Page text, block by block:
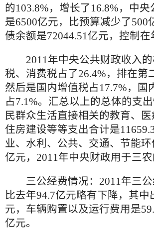
的103.8%，增长了16.8%，中
是6500亿元，比预算减少了
债余额是72044.51亿元，控制
2011年中央公共财政收入的
税、消费税占了26.4%，排在第
然后是国内增值税占17.7%，国
占7.1%。汇总以上的总体的支
民群众生活直接相关的教育、
住房建设等等支出合计是
业、水利、公共、交通、节能
亿元，2011年中央财政用于三
三公经费情况：2011年三公
比去年94.7亿元略有下降，其
元，车辆购置以及运行费用是
亿元。